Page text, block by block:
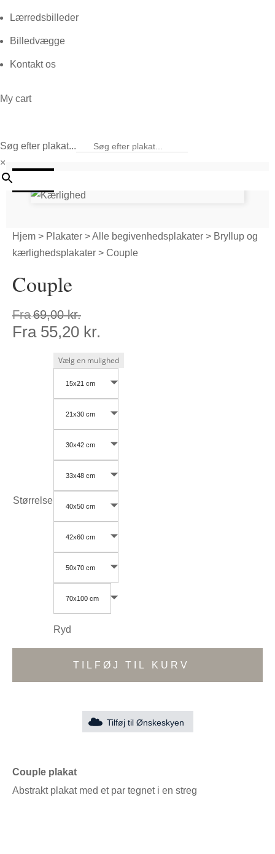
Lærredsbilleder
Billedvægge
Kontakt os
My cart
Søg efter plakat...
×
Hjem > Plakater >Alle begivenhedsplakater > Bryllup og
kærlighedsplakater > Couple
Couple
Fra69,00kr.
Fra 55,20 kr.
Størrelse
15x21 cm
21x30 cm
30x42 cm
33x48 cm
40x50 cm
42x60 cm
50x70 cm
70x100 cm
Ryd
TILFØJ TIL KURV
Tilføj til Ønskeskyen
Couple plakat
Abstrakt plakat med et par tegnet i en streg